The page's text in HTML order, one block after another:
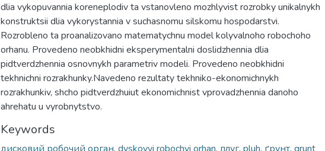
dlia vykopuvannia koreneplodiv ta vstanovleno mozhlyvist rozrobky unikalnykh
konstruktsii dlia vykorystannia v suchasnomu silskomu hospodarstvi.
Rozrobleno ta proanalizovano matematychnu model kolyvalnoho robochoho
orhanu. Provedeno neobkhidni eksperymentalni doslidzhennia dlia
pidtverdzhennia osnovnykh parametriv modeli. Provedeno neobkhidni
tekhnichni rozrakhunky.Navedeno rezultaty tekhniko-ekonomichnykh
rozrakhunkiv, shcho pidtverdzhuiut ekonomichnist vprovadzhennia danoho
ahrehatu u vyrobnytstvo.
Keywords